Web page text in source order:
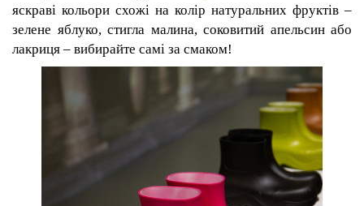
яскраві кольори схожі на колір натуральних фруктів –
зелене яблуко, стигла малина, соковитий апельсин або
лакриця – вибирайте самі за смаком!